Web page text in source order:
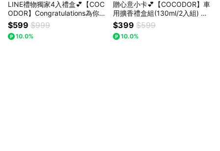
LINE禮物獨家4入禮盒💕【COC
ODOR】Congratulations為你祝
福擴香禮盒(200mlx4入) 生日/
慶祝/情人節/紀念日/喬遷/療癒/
慰勞/交換禮物
$599 $999
10.0%
贈心意小卡💕【COCODOR】車
用擴香禮盒組(130ml/2入組) 生
日/慶祝/新年/過年/春節/情人節/
男生/年末/紀念日/療癒/慰勞/交
換禮物
$399 $599
10.0%